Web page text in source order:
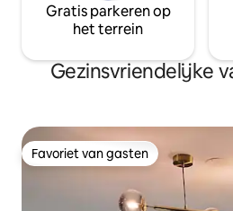
Gratis parkeren op
het terrein
Gezinsvriendelijke
Favoriet van gasten
Favoriet van gasten